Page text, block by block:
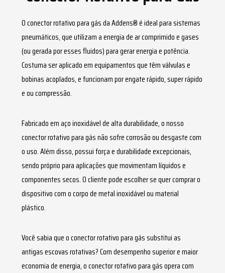
PARCEIROS
Oconector rotativo para gásda Addens® é ideal para sistemas
pneumáticos, que utilizam a energia de ar comprimido e gases
(ou gerada por esses fluidos) para gerar energia e potência.
Costuma ser aplicado em equipamentos que têm válvulas e
bobinas acoplados, e funcionam por engate rápido, super rápido
e ou compressão.
Fabricado em aço inoxidável de alta durabilidade, o nosso
conector rotativo para gásnão sofre corrosão ou desgaste com
o uso. Além disso, possui força e durabilidade excepcionais,
sendo próprio para aplicações que movimentam líquidos e
componentes secos. O cliente pode escolher se quer comprar o
dispositivo com o corpo de metal inoxidável ou material
plástico.
Você sabia que oconector rotativo para gássubstitui as
antigas escovas rotativas? Com desempenho superior e maior
economia de energia, oconector rotativo para gásopera com